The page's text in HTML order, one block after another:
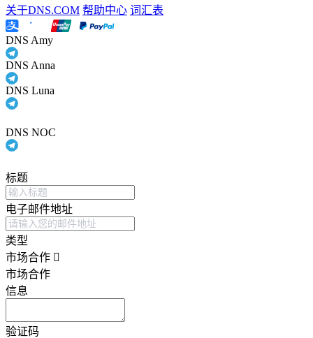
关于DNS.COM 帮助中心 词汇表
DNS Amy
DNS Anna
DNS Luna
DNS NOC
标题
电子邮件地址
类型
市场合作
市场合作
信息
验证码